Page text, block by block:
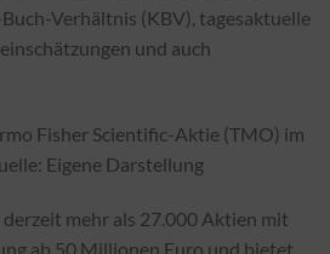
Verhältnis (KBV), tagesaktuelle
und auch
Fisher Scientific-Aktie (TMO) im
Eigene Darstellung
mehr als 27.000 Aktien mit
ab 50 Millionen Euro und bietet